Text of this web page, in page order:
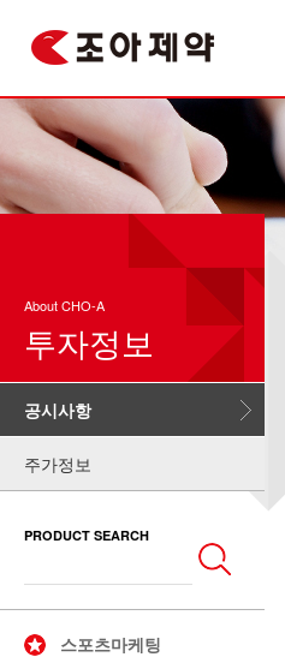
About CHO-A
투자정보
공시사항
주가정보
PRODUCT SEARCH
스포츠마케팅